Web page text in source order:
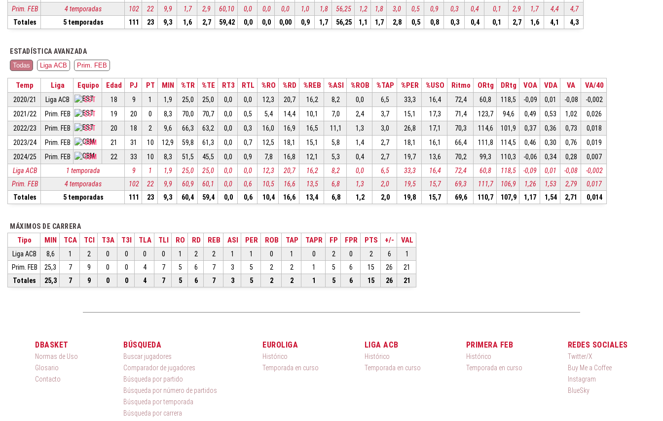
Prim. FEB
4 temporadas 102 22 9,9 1,7 2,9 60,10 0,0 0,0 0,0 1,0 1,8 56,25 1,2 1,8 3,0 0,5 0,9 0,3 0,4 0,1 2,9 1,7 4,4
4,7
Totales
5 temporadas 111 23 9,3 1,6 2,7 59,42 0,0 0,0 0,00 0,9 1,7 56,25 1,1 1,7 2,8 0,5 0,8 0,3 0,4 0,1 2,7 1,6 4,1 4,3
ESTADÍSTICA AVANZADA
Todas Liga ACB Prim. FEB
Temp Liga Equipo Edad PJ PT MIN %TR %TE RT3 RTL %RO %RD %REB %ASI %ROB %TAP %PER %USO Ritmo ORtg DRtg VOA VDA VA VA/40
2020/21 Liga ACB EST 18 9 1 1,9 25,0 25,0 0,0 0,0 12,3 20,7 16,2 8,2 0,0 6,5 33,3 16,4 72,4 60,8 118,5 -0,09 0,01 -0,08
-0,002
2021/22
Prim. FEB EST 19 20 0 8,3 70,0 70,7 0,0 0,5 5,4 14,4 10,1 7,0 2,4 3,7 15,1 17,3 71,4 123,7 94,6 0,49 0,53 1,02
0,026
2022/23
Prim. FEB EST 20 18 2 9,6 66,3 63,2 0,0 0,3 16,0 16,9 16,5 11,1 1,3 3,0 26,8 17,1 70,3 114,6 101,9 0,37 0,36 0,73
0,018
2023/24
Prim. FEB CBM 21 31 10 12,9 59,8 61,3 0,0 0,7 12,5 18,1 15,1 5,8 1,4 2,7 18,1 16,1 66,4 111,8 114,5 0,46 0,30 0,76
0,019
2024/25
Prim. FEB CBM 22 33 10 8,3 51,5 45,5 0,0 0,9 7,8 16,8 12,1 5,3 0,4 2,7 19,7 13,6 70,2 99,3 110,3 -0,06 0,34 0,28
0,007
Liga ACB
1 temporada 9 1 1,9 25,0 25,0 0,0 0,0 12,3 20,7 16,2 8,2 0,0 6,5 33,3 16,4 72,4 60,8 118,5 -0,09 0,01 -0,08
-0,002
Prim. FEB
4 temporadas 102 22 9,9 60,9 60,1 0,0 0,6 10,5 16,6 13,5 6,8 1,3 2,0 19,5 15,7 69,3 111,7 106,9 1,26 1,53 2,79
0,017
Totales
5 temporadas 111 23 9,3 60,4 59,4 0,0 0,6 10,4 16,6 13,4 6,8 1,2 2,0 19,8 15,7 69,6 110,7 107,9 1,17 1,54 2,71 0,014
MÁXIMOS DE CARRERA
Tipo MIN TCA TCI T3A T3I TLA TLI RO RD REB ASI PER ROB TAP TAPR FP FPR PTS +/- VAL
Liga ACB 8,6 1 2 0 0 0 0 1 2 2 1 1 0 1 0 2 0 2 6
1
Prim. FEB
25,3 7 9 0 0 4 7 5 6 7 3 5 2 2 1 5 6 15 26
21
Totales
25,3 7 9 0 0 4 7 5 6 7 3 5 2 2 1 5 6 15 26 21
DBASKET
Normas de Uso
Glosario
Contacto
BÚSQUEDA
Buscar jugadores
Comparador de jugadores
Búsqueda por partido
Búsqueda por número de partidos
Búsqueda por temporada
Búsqueda por carrera
EUROLIGA
Histórico
Temporada en curso
LIGA ACB
Histórico
Temporada en curso
PRIMERA FEB
Histórico
Temporada en curso
REDES SOCIALES
Twitter/X
Buy Me a Coffee
Instagram
BlueSky